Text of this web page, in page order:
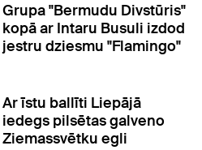
Grupa "Bermudu Divstūris"
kopā ar Intaru Busuli izdod
jestru dziesmu "Flamingo"
Ar īstu ballīti Liepājā
iedegs pilsētas galveno
Ziemassvētku egli